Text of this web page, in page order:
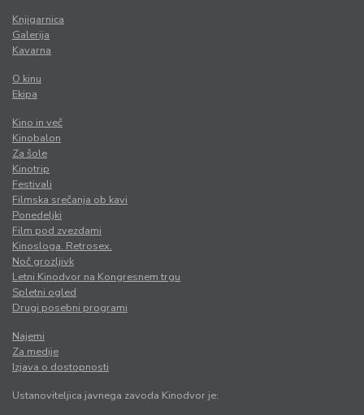
Knjigarnica
Galerija
Kavarna
O kinu
Ekipa
Kino in več
Kinobalon
Za šole
Kinotrip
Festivali
Filmska srečanja ob kavi
Ponedeljki
Film pod zvezdami
Kinosloga. Retrosex.
Noč grozljivk
Letni Kinodvor na Kongresnem trgu
Spletni ogled
Drugi posebni programi
Najemi
Za medije
Izjava o dostopnosti
Ustanoviteljica javnega zavoda Kinodvor je: